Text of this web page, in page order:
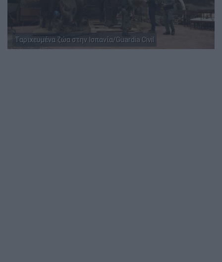
Ταριχευμένα ζώα στην Ισπανία/Guardia Civil